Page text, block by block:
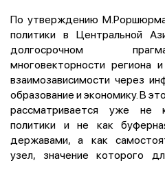
По утверждению
политики в Центральной
долгосрочном
многовекторности региона
взаимозависимости через
образование и экономику. В
рассматривается уже не
политики и не как
державами, а как
узел, значение которого